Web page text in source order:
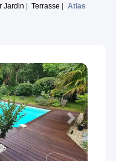
Jardin Terrasse
Atlas
Next